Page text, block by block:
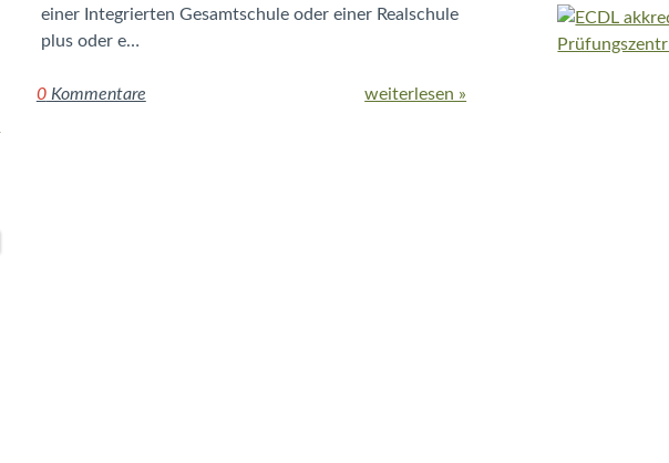
einer Integrierten Gesamtschule oder einer Realschule
plus oder e…
0Kommentare weiterlesen »